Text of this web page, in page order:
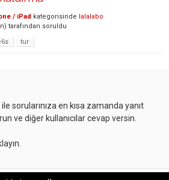
/ iPad kategorisinde lalalabo
tarafından soruldu
tur
sorularınıza en kısa zamanda yanıt
ve diğer kullanıcılar cevap versin.